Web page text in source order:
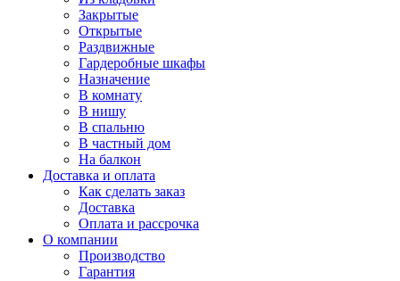
Закрытые
Открытые
Раздвижные
Гардеробные шкафы
Назначение
В комнату
В нишу
В спальню
В частный дом
На балкон
Доставка и оплата
Как сделать заказ
Доставка
Оплата и рассрочка
О компании
Производство
Гарантия